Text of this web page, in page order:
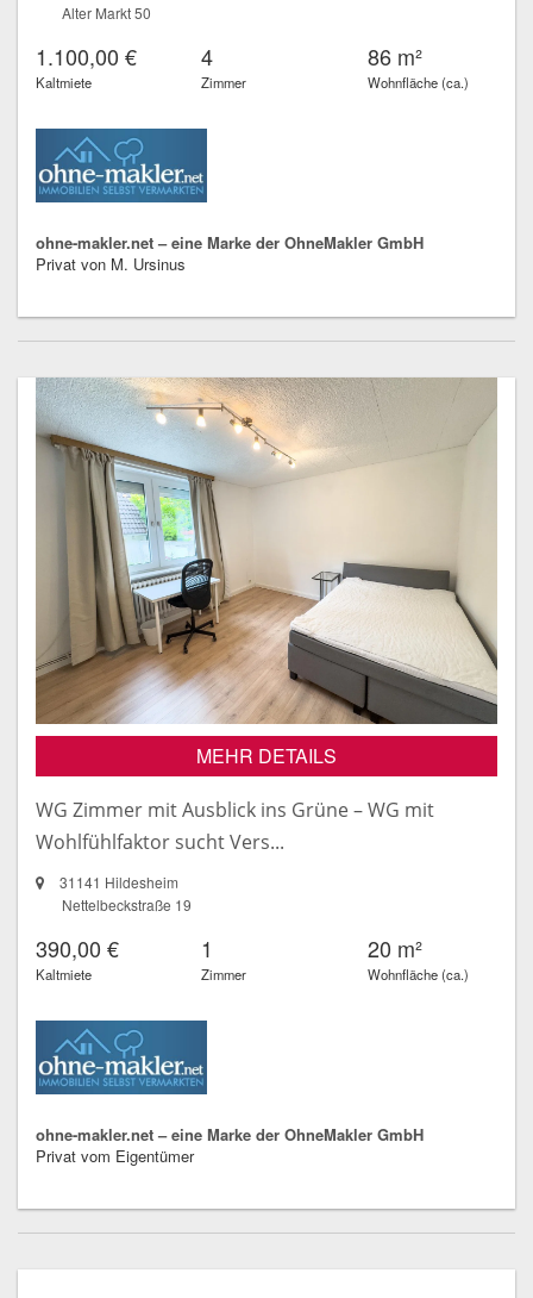
Alter Markt 50
1.100,00 €
Kaltmiete
4
Zimmer
86 m²
Wohnfläche (ca.)
ohne-makler.net – eine Marke der OhneMakler GmbH
Privat von M. Ursinus
MEHR DETAILS
WG Zimmer mit Ausblick ins Grüne – WG mit
Wohlfühlfaktor sucht Vers...
31141 Hildesheim
Nettelbeckstraße 19
390,00 €
Kaltmiete
1
Zimmer
20 m²
Wohnfläche (ca.)
ohne-makler.net – eine Marke der OhneMakler GmbH
Privat vom Eigentümer